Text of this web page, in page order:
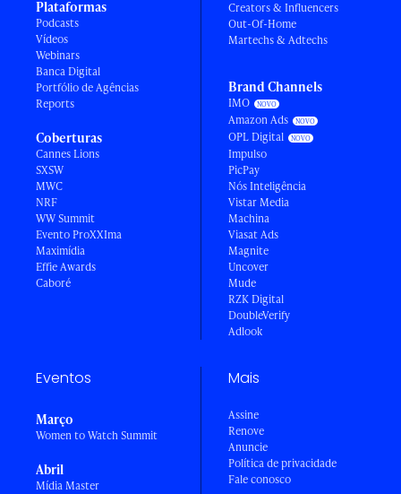
Plataformas
Podcasts
Vídeos
Webinars
Banca Digital
Portfólio de Agências
Reports
Coberturas
Cannes Lions
SXSW
MWC
NRF
WW Summit
Evento ProXXIma
Maximídia
Effie Awards
Caboré
Creators & Influencers
Out-Of-Home
Martechs & Adtechs
Brand Channels
IMO
Amazon Ads
OPL Digital
Impulso
PicPay
Nós Inteligência
Vistar Media
Machina
Viasat Ads
Magnite
Uncover
Mude
RZK Digital
DoubleVerify
Adlook
Eventos
Março
Women to Watch Summit
Abril
Mídia Master
Mais
Assine
Renove
Anuncie
Política de privacidade
Fale conosco